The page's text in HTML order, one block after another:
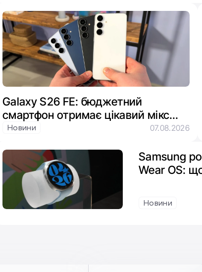
Galaxy S26 FE: бюджетний
смартфон отримає цікавий мікс
чипів від Exynos та Snapdragon
Новини 07.08.2026
Samsung
Wear OS:
Новини